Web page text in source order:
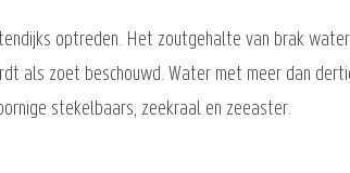
optreden. Het zoutgehalte van brak
als zoet beschouwd. Water met meer dan
stekelbaars, zeekraal en zeeaster.